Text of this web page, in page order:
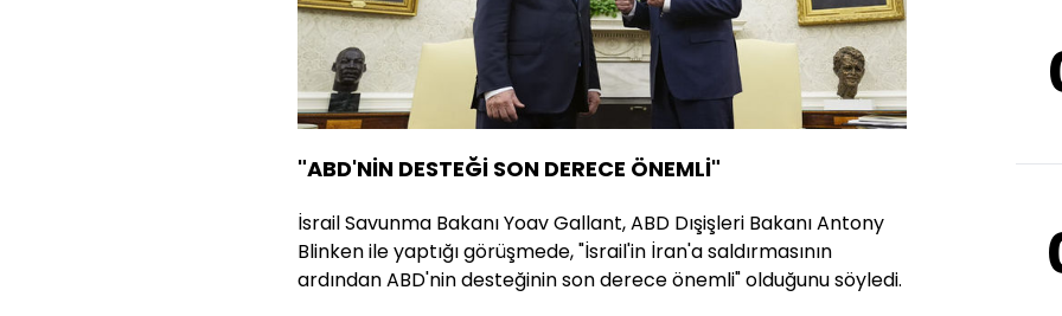
"ABD'NİN DESTEĞİ SON DERECE ÖNEMLİ"
İsrail Savunma Bakanı Yoav Gallant, ABD Dışişleri Bakanı Antony
Blinken ile yaptığı görüşmede, "İsrail'in İran'a saldırmasının
ardından ABD'nin desteğinin son derece önemli" olduğunu söyledi.